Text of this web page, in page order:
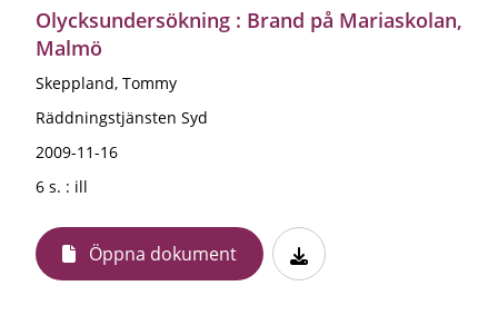
Olycksundersökning : Brand på Mariaskolan,
Malmö
Skeppland, Tommy
Räddningstjänsten Syd
2009-11-16
6 s. : ill
Öppna dokument